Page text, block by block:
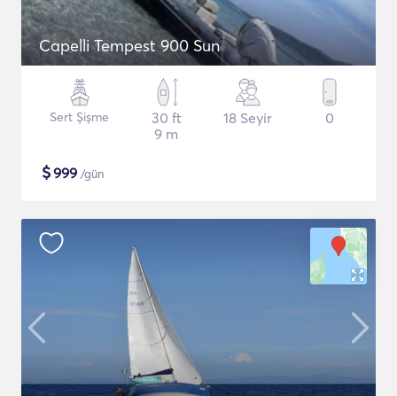
Capelli Tempest 900 Sun
Sert Şişme
30 ft
9 m
18 Seyir 0
$999 /gün